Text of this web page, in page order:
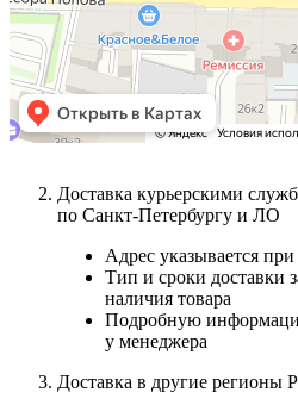
Доставка курьерскими
по Санкт-Петербургу и ЛО
Адрес указывается
Тип и сроки доставки
наличия товара
Подробную
у менеджера
Доставка в другие регионы